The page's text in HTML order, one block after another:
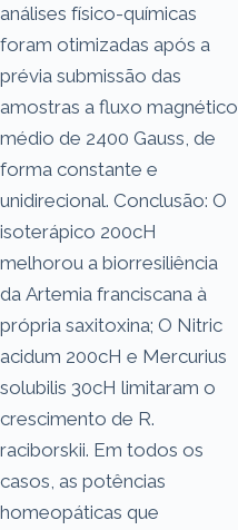
análises físico-químicas
foram otimizadas após a
prévia submissão das
amostras a fluxo magnético
médio de 2400 Gauss, de
forma constante e
unidirecional. Conclusão: O
isoterápico 200cH
melhorou a biorresiliência
da Artemia franciscana à
própria saxitoxina; O Nitric
acidum 200cH e Mercurius
solubilis 30cH limitaram o
crescimento de R.
raciborskii. Em todos os
casos, as potências
homeopáticas que